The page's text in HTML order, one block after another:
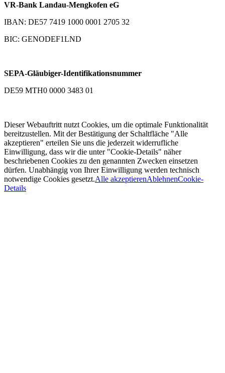
VR-Bank Landau-Mengkofen eG
IBAN: DE57 7419 1000 0001 2705 32
BIC: GENODEF1LND
SEPA-Gläubiger-Identifikationsnummer
DE59 MTH0 0000 3483 01
Dieser Webauftritt nutzt Cookies, um die optimale Funktionalität
bereitzustellen. Mit der Bestätigung der Schaltfläche "Alle
akzeptieren" erteilen Sie uns die jederzeit widerrufliche
Einwilligung, dass wir die unter "Cookie-Details" näher
beschriebenen Cookies zu den genannten Zwecken einsetzen
dürfen. Unabhängig von Ihrer Einwilligung werden technisch
notwendige Cookies gesetzt.Alle akzeptierenAblehnenCookie-
Details